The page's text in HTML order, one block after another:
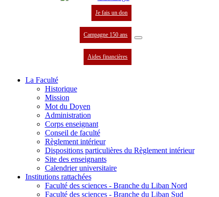
Je fais un don
Campagne 150 ans
Aides financières
La Faculté
Historique
Mission
Mot du Doyen
Administration
Corps enseignant
Conseil de faculté
Règlement intérieur
Dispositions particulières du Règlement intérieur
Site des enseignants
Calendrier universitaire
Institutions rattachées
Faculté des sciences - Branche du Liban Nord
Faculté des sciences - Branche du Liban Sud